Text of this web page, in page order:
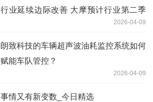
行业延续边际改善 大摩预计行业第二季
2026-04-09
朗致科技的车辆超声波油耗监控系统如何
赋能车队管控？
2026-04-09
事情又有新变数_今日精选